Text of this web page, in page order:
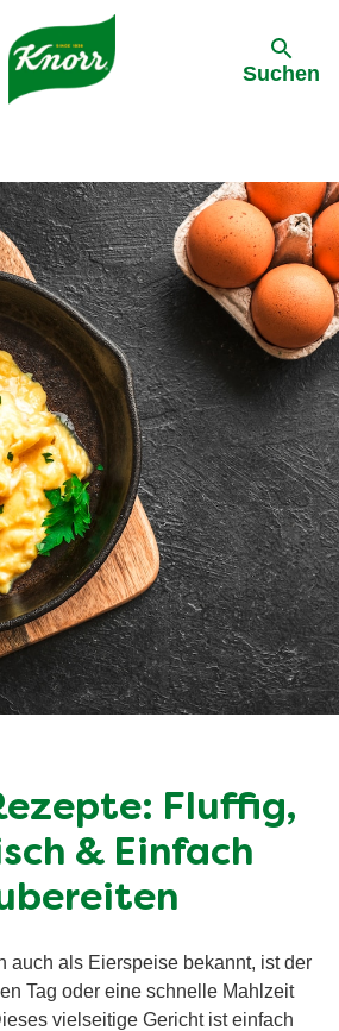
Suchen
Fluffig,
& Einfach
auch als Eierspeise bekannt, ist der
Tag oder eine schnelle Mahlzeit
vielseitige Gericht ist einfach